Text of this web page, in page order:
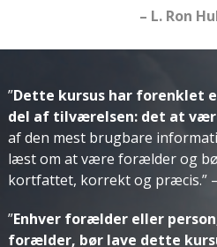
– L. Ron
”Dette kursus har forenklet
del af tilværelsen: det at
af den mest brugbare
læst om at være forælder og
kortfattet, korrekt og præcis.”
”Enhver forælder eller
forælder, bør lave dette